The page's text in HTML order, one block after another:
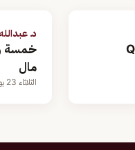
د.
مال
الثلاثاء 23 يونيو 2026